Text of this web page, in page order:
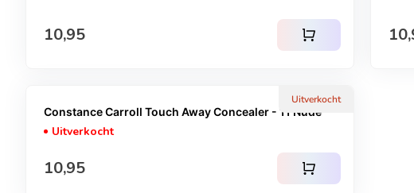
Normale prijs
10,95 shopping_cart
Uitverkocht
Constance Carroll Touch Away Concealer - 11 Nude
Uitverkocht
Normale prijs
10,95 shopping_cart